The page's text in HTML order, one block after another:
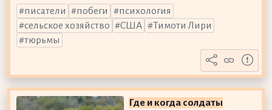
писатели
побеги
психология
сельское хозяйство
США
Тимоти Лири
тюрьмы
Где и когда солдаты